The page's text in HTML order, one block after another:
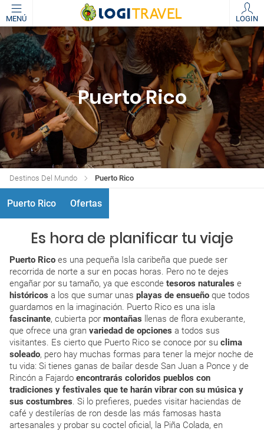
MENÚ LOGIN
Puerto Rico
Puerto Rico
Destinos Del Mundo
Puerto Rico Ofertas
Es hora de planificar tu viaje
Puerto Rico es una pequeña Isla caribeña que puede ser
recorrida de norte a sur en pocas horas. Pero no te dejes
engañar por su tamaño, ya que esconde tesoros naturales e
históricos a los que sumar unas playas de ensueño que todos
guardamos en la imaginación. Puerto Rico es una isla
fascinante, cubierta por montañas
llenas de flora exuberante,
que ofrece una gran variedad de opciones a todos sus
visitantes. Es cierto que Puerto Rico se conoce por su clima
soleado, pero hay muchas formas para tener la mejor noche de
tu vida: Si tienes ganas de bailar desde San Juan a Ponce y de
Rincón a Fajardo encontrarás coloridos pueblos con
tradiciones y festivales que te harán vibrar con su música y
sus costumbres. Si lo prefieres, puedes visitar haciendas de
café y destilerías de ron desde las más famosas hasta
artesanales y probar su coctel oficial, la Piña Colada, en